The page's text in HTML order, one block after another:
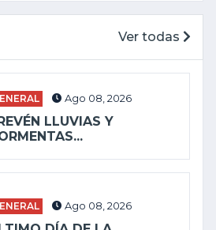
Ver todas
Ago 08, 2026
LLUVIAS Y
Ago 08, 2026